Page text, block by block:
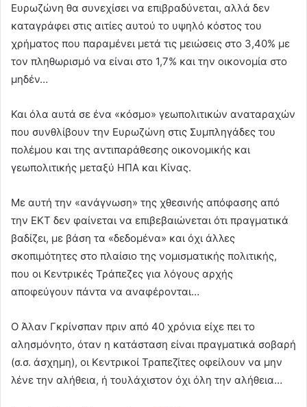
Ευρωζώνη θα συνεχίσει να επιβραδύνεται, αλλά δεν
καταγράφει στις αιτίες αυτού το υψηλό κόστος του
χρήματος που παραμένει μετά τις μειώσεις στο 3,40% με
τον πληθωρισμό να είναι στο 1,7% και την οικονομία στο
μηδέν…
Και όλα αυτά σε ένα «κόσμο» γεωπολιτικών αναταραχών
που συνθλίβουν την Ευρωζώνη στις Συμπληγάδες του
πολέμου και της αντιπαράθεσης οικονομικής και
γεωπολιτικής μεταξύ ΗΠΑ και Κίνας.
Με αυτή την «ανάγνωση» της χθεσινής απόφασης από
την ΕΚΤ δεν φαίνεται να επιβεβαιώνεται ότι πραγματικά
βαδίζει, με βάση τα «δεδομένα» και όχι άλλες
σκοπιμότητες στο πλαίσιο της νομισματικής πολιτικής,
που οι Κεντρικές Τράπεζες για λόγους αρχής
αποφεύγουν πάντα να αναφέρονται…
Ο Άλαν Γκρίνσπαν πριν από 40 χρόνια είχε πει το
αλησμόνητο, όταν η κατάσταση είναι πραγματικά σοβαρή
(σ.σ. άσχημη), οι Κεντρικοί Τραπεζίτες οφείλουν να μην
λένε την αλήθεια, ή τουλάχιστον όχι όλη την αλήθεια…